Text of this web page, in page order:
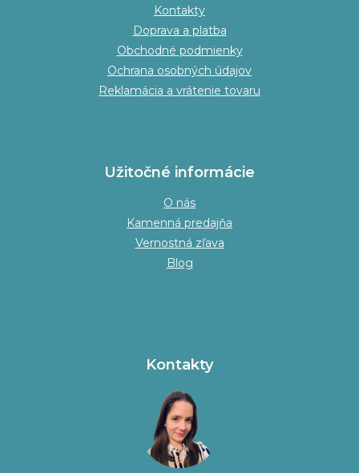
Kontakty
Doprava a platba
Obchodné podmienky
Ochrana osobných údajov
Reklamácia a vrátenie tovaru
Užitočné informácie
O nás
Kamenná predajňa
Vernostná zľava
Blog
Kontakty